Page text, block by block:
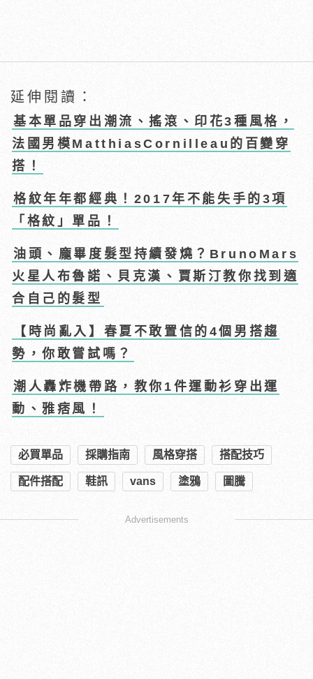
延伸閱讀：
基本單品穿出潮流、搖滾、印花3種風格，
法國男模MatthiasCornilleau的百變穿
搭！
格紋年年都經典！2017年不能失手的3項
「格紋」單品！
油頭、龐畢度髮型持續發燒？BrunoMars
火星人布魯諾、貝克漢、賈斯汀教你找到適
合自己的髮型
【時尚亂入】春夏不敢置信的4個男搭趨
勢，你敢嘗試嗎？
潮人轟炸機帶路，教你1件運動衫穿出運
動、雅痞風！
必買單品 採購指南 風格穿搭 搭配技巧
配件搭配 鞋訊 vans 塗鴉 圖騰
Advertisements